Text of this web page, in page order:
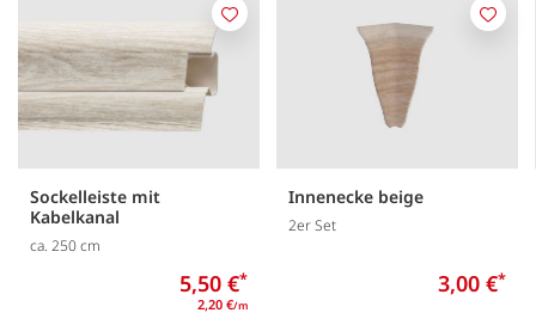
Sockelleiste mit
Kabelkanal
ca. 250 cm
5,50 €*
2,20 €/m
Merken
Innenecke beige
2er Set
3,00 €*